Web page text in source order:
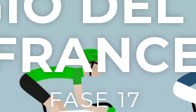
FASE 17